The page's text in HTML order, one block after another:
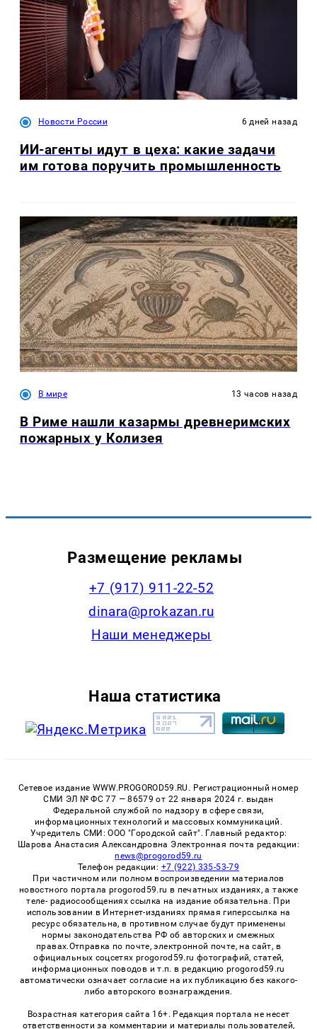
Новости России 6 дней назад
ИИ-агенты идут в цеха: какие задачи
им готова поручить промышленность
В мире 13 часов назад
В Риме нашли казармы древнеримских
пожарных у Колизея
Размещение рекламы
+7 (917) 911-22-52
dinara@prokazan.ru
Наши менеджеры
Наша статистика
Сетевое издание WWW.PROGOROD59.RU. Регистрационный номер
СМИ ЭЛ № ФС 77 — 86579 от 22 января 2024 г. выдан
Федеральной службой по надзору в сфере связи,
информационных технологий и массовых коммуникаций.
Учредитель СМИ: ООО "Городской сайт". Главный редактор:
Шарова Анастасия Александровна Электронная почта редакции:
news@progorod59.ru
Телефон редакции: +7 (922) 335-53-79
При частичном или полном воспроизведении материалов
новостного портала progorod59.ru в печатных изданиях, а также
теле- радиосообщениях ссылка на издание обязательна. При
использовании в Интернет-изданиях прямая гиперссылка на
ресурс обязательна, в противном случае будут применены
нормы законодательства РФ об авторских и смежных
правах.Отправка по почте, электронной почте, на сайт, в
официальных соцсетях progorod59.ru фотографий, статей,
информационных поводов и т.п. в редакцию progorod59.ru
автоматически означает согласие на их публикацию без какого-
либо авторского вознаграждения.
Возрастная категория сайта 16+. Редакция портала не несет
ответственности за комментарии и материалы пользователей,